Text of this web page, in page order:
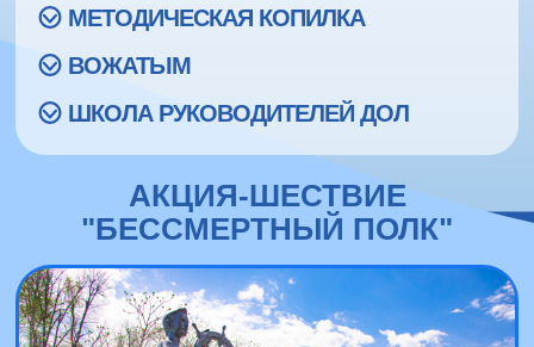
МЕТОДИЧЕСКАЯ КОПИЛКА
ВОЖАТЫМ
ШКОЛА РУКОВОДИТЕЛЕЙ ДОЛ
АКЦИЯ-ШЕСТВИЕ
"БЕССМЕРТНЫЙ ПОЛК"